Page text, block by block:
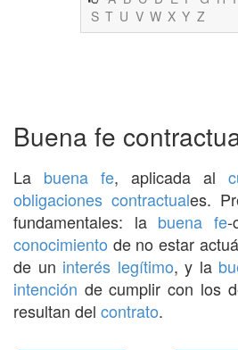
S T U V W X Y Z
Buena fe
La buena fe, aplicada al
obligaciones contractuales.
fundamentales: la buena fe-
conocimiento de no estar
de un interés legítimo, y la
intención de cumplir con los
resultan del contrato.